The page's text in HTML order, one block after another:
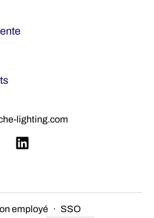
lighting.com
employé · SSO